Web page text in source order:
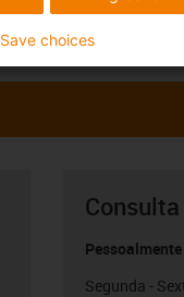
Pessoalmente
Segunda -
Save choices